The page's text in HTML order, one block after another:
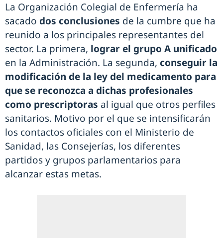
La Organización Colegial de Enfermería ha
sacado dos conclusiones de la cumbre que ha
reunido a los principales representantes del
sector. La primera, lograr el grupo A unificado
en la Administración. La segunda, conseguir la
modificación de la ley del medicamento para
que se reconozca a dichas profesionales
como prescriptoras al igual que otros perfiles
sanitarios. Motivo por el que se intensificarán
los contactos oficiales con el Ministerio de
Sanidad, las Consejerías, los diferentes
partidos y grupos parlamentarios para
alcanzar estas metas.